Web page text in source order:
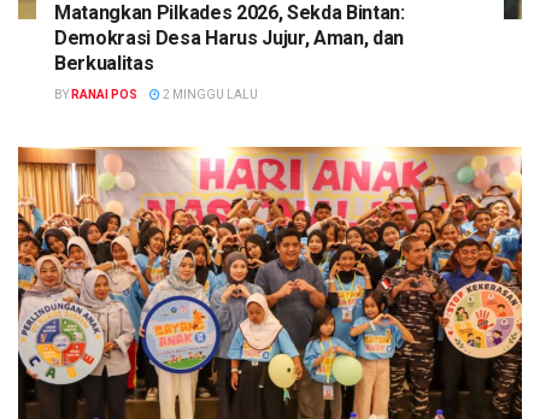
Matangkan Pilkades 2026, Sekda Bintan:
Demokrasi Desa Harus Jujur, Aman, dan
Berkualitas
BY RANAI POS 2 MINGGU LALU